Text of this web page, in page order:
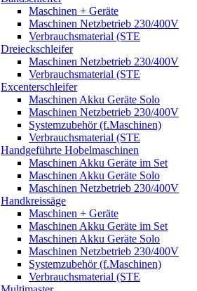
Maschinen + Geräte
Maschinen Netzbetrieb 230/400V
Verbrauchsmaterial (STE
Dreieckschleifer
Maschinen Netzbetrieb 230/400V
Verbrauchsmaterial (STE
Excenterschleifer
Maschinen Akku Geräte Solo
Maschinen Netzbetrieb 230/400V
Systemzubehör (f.Maschinen)
Verbrauchsmaterial (STE
Handgeführte Hobelmaschinen
Maschinen Akku Geräte im Set
Maschinen Akku Geräte Solo
Maschinen Netzbetrieb 230/400V
Handkreissäge
Maschinen + Geräte
Maschinen Akku Geräte im Set
Maschinen Akku Geräte Solo
Maschinen Netzbetrieb 230/400V
Systemzubehör (f.Maschinen)
Verbrauchsmaterial (STE